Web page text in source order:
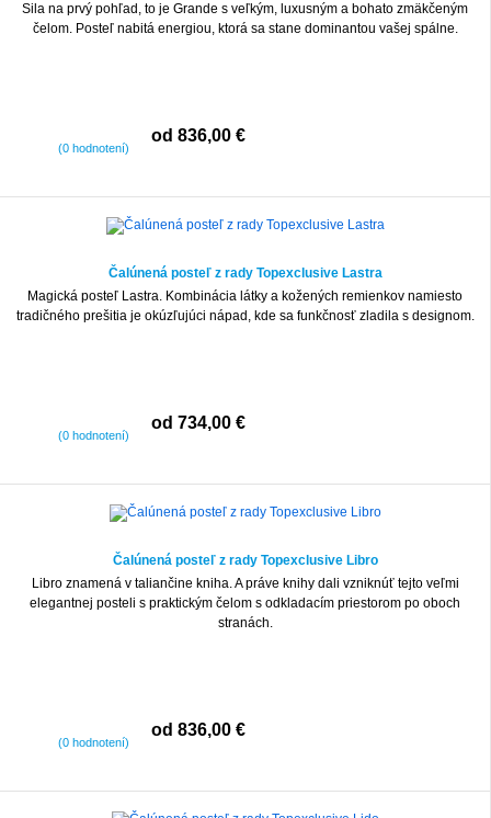
Sila na prvý pohľad, to je Grande s veľkým, luxusným a bohato zmäkčeným
čelom. Posteľ nabitá energiou, ktorá sa stane dominantou vašej spálne.
(0 hodnotení)
od 836,00 €
Čalúnená posteľ z rady Topexclusive Lastra
Magická posteľ Lastra. Kombinácia látky a kožených remienkov namiesto
tradičného prešitia je okúzľujúci nápad, kde sa funkčnosť zladila s designom.
(0 hodnotení)
od 734,00 €
Čalúnená posteľ z rady Topexclusive Libro
Libro znamená v taliančine kniha. A práve knihy dali vzniknúť tejto veľmi
elegantnej posteli s praktickým čelom s odkladacím priestorom po oboch
stranách.
(0 hodnotení)
od 836,00 €